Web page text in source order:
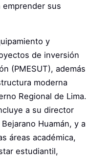
sus
y
de inversión
(PMESUT), además
moderna
Regional de Lima.
a su director
Huamán, y a
áreas académica,
estudiantil,